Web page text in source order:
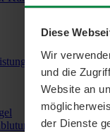
Diese
Wir
und die
Website an
der Dienste